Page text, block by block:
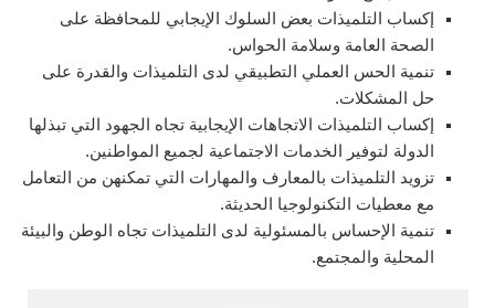
إكساب التلميذات بعض السلوك الإيجابي للمحافظة على
الصحة العامة وسلامة الحواس.
تنمية الحس العملي التطبيقي لدى التلميذات والقدرة على
حل المشكلات.
إكساب التلميذات الاتجاهات الإيجابية تجاه الجهود التي تبذلها
الدولة لتوفير الخدمات الاجتماعية لجميع المواطنين.
تزويد التلميذات بالمعارف والمهارات التي تمكنهن من التعامل
مع معطيات التكنولوجيا الحديثة.
تنمية الإحساس بالمسئولية لدى التلميذات تجاه الوطن والبيئة
المحلية والمجتمع.